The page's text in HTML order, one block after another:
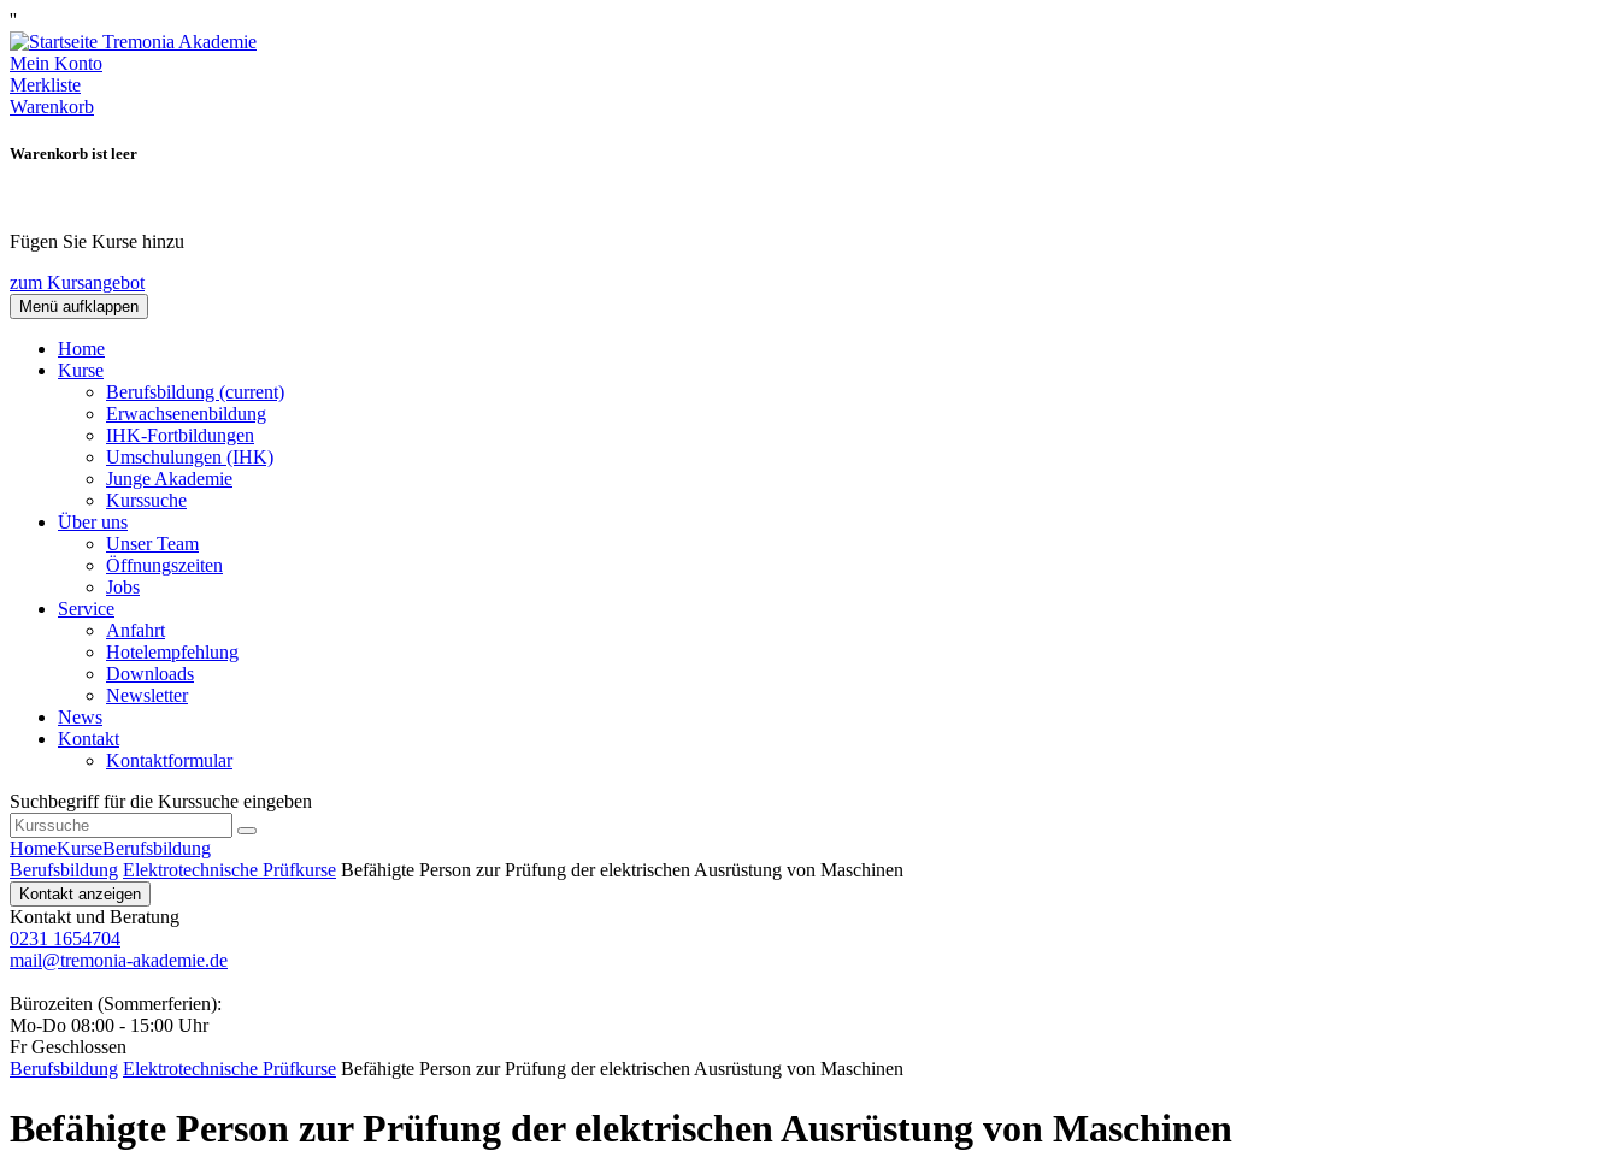
''
Mein Konto
Merkliste
Warenkorb
Warenkorb ist leer
Fügen Sie Kurse hinzu
zum Kursangebot
Menü aufklappen
Home
Kurse
Berufsbildung (current)
Erwachsenenbildung
IHK-Fortbildungen
Umschulungen (IHK)
Junge Akademie
Kurssuche
Über uns
Unser Team
Öffnungszeiten
Jobs
Service
Anfahrt
Hotelempfehlung
Downloads
Newsletter
News
Kontakt
Kontaktformular
Suchbegriff für die Kurssuche eingeben
HomeKurseBerufsbildung
Berufsbildung Elektrotechnische Prüfkurse Befähigte Person zur Prüfung der elektrischen Ausrüstung von Maschinen
Kontakt anzeigen
Kontakt und Beratung
0231 1654704
mail@tremonia-akademie.de
Bürozeiten (Sommerferien):
Mo-Do 08:00 - 15:00 Uhr
Fr Geschlossen
Berufsbildung Elektrotechnische Prüfkurse Befähigte Person zur Prüfung der elektrischen Ausrüstung von Maschinen
Befähigte Person zur Prüfung der elektrischen Ausrüstung von Maschinen